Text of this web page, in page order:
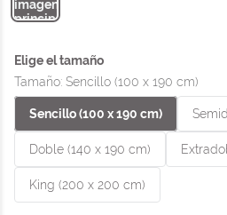
Tamaño: Sencillo (100 x 190 cm)
Sencillo (100 x 190 cm)
Doble (140 x 190 cm)
King (200 x 200 cm)